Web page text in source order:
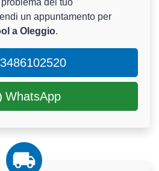
del tuo
un appuntamento per
a Oleggio.
3486102520
WhatsApp